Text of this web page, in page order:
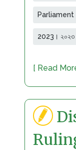
Parliament
2023। ২০২৩
[ Read